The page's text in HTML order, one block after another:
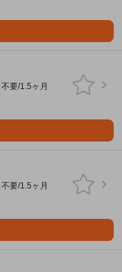
不要/1.5ヶ月
不要/1.5ヶ月